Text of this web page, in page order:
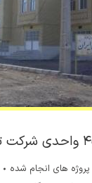
پروژه های انجام شده